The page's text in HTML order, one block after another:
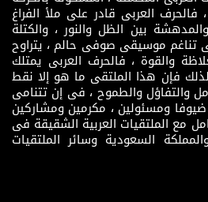
فالحرف العربى قادر على ملأ الفراغ
بين الظل والنور ، والكتلة
تناغم موسيقى صوفى حالم ، يتراوح
والقوة ، فالحرف العربى يمتلك
فإن هذا الملتقى ما هو إلا نقط
والتفاؤل والطموح ، فى إن تتنامى
ومسئولين ، مكرمين ومشاركين
مع الملتقيات العربية الشقيقة فى
السعودية وسائر الملتقيات